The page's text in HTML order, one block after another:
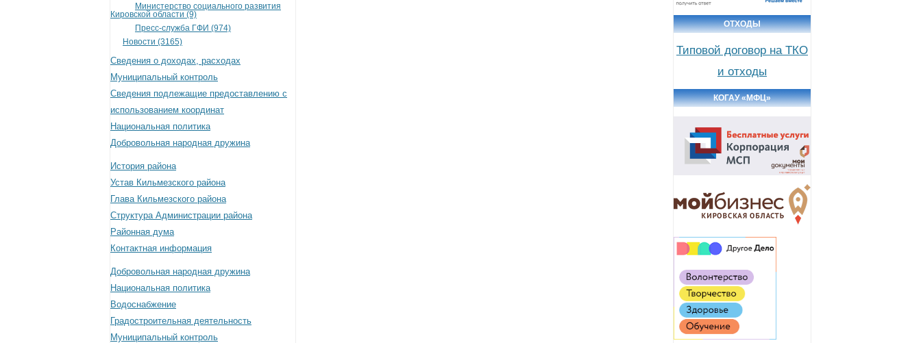
Министерство социального развития
Кировской области (9)
Пресс-служба ГФИ (974)
Новости (3165)
Сведения о доходах, расходах
Муниципальный контроль
Сведения подлежащие предоставлению с
использованием координат
Национальная политика
Добровольная народная дружина
История района
Устав Кильмезского района
Глава Кильмезского района
Структура Администрации района
Районная дума
Контактная информация
Добровольная народная дружина
Национальная политика
Водоснабжение
Градостроительная деятельность
Муниципальный контроль
ОТХОДЫ
Типовой договор на ТКО
и отходы
КОГАУ «МФЦ»